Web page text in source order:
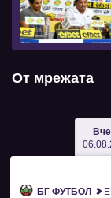
От мрежата
БГ ФУТБОЛ